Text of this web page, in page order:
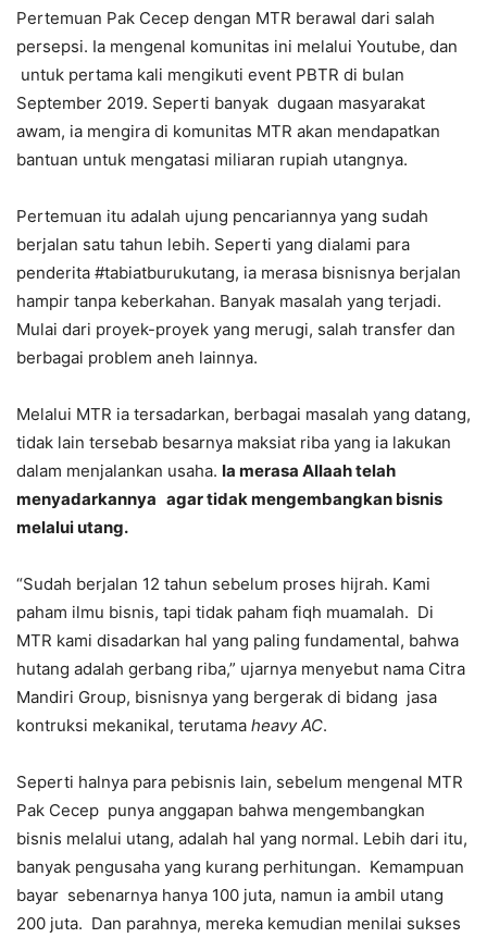
Pertemuan Pak Cecep dengan MTR berawal dari salah
persepsi. Ia mengenal komunitas ini melalui Youtube, dan
untuk pertama kali mengikuti event PBTR di bulan
September 2019. Seperti banyak dugaan masyarakat
awam, ia mengira di komunitas MTR akan mendapatkan
bantuan untuk mengatasi miliaran rupiah utangnya.
Pertemuan itu adalah ujung pencariannya yang sudah
berjalan satu tahun lebih. Seperti yang dialami para
penderita #tabiatburukutang, ia merasa bisnisnya berjalan
hampir tanpa keberkahan. Banyak masalah yang terjadi.
Mulai dari proyek-proyek yang merugi, salah transfer dan
berbagai problem aneh lainnya.
Melalui MTR ia tersadarkan, berbagai masalah yang datang,
tidak lain tersebab besarnya maksiat riba yang ia lakukan
dalam menjalankan usaha. Ia merasa Allaah telah
menyadarkannya agar tidak mengembangkan bisnis
melalui utang.
“Sudah berjalan 12 tahun sebelum proses hijrah. Kami
paham ilmu bisnis, tapi tidak paham fiqh muamalah. Di
MTR kami disadarkan hal yang paling fundamental, bahwa
hutang adalah gerbang riba,” ujarnya menyebut nama Citra
Mandiri Group, bisnisnya yang bergerak di bidang jasa
kontruksi mekanikal, terutama heavy AC.
Seperti halnya para pebisnis lain, sebelum mengenal MTR
Pak Cecep punya anggapan bahwa mengembangkan
bisnis melalui utang, adalah hal yang normal. Lebih dari itu,
banyak pengusaha yang kurang perhitungan. Kemampuan
bayar sebenarnya hanya 100 juta, namun ia ambil utang
200 juta. Dan parahnya, mereka kemudian menilai sukses